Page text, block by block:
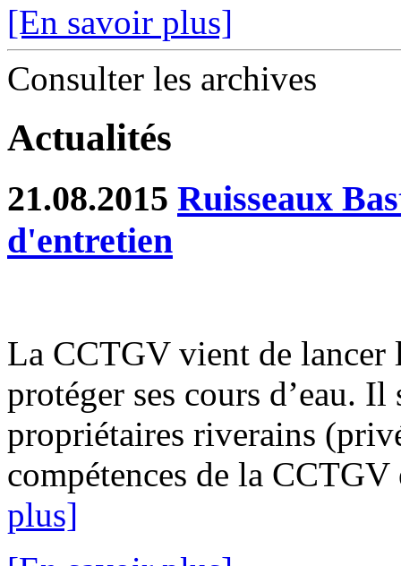
[En savoir plus]
Consulter les archives
Actualités
21.08.2015 Ruisseaux
d'entretien
La CCTGV vient de
protéger ses cours d’eau.
propriétaires riverains
compétences de la CCTGV
plus]